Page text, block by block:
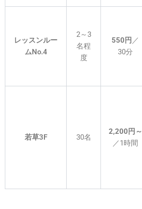
レッスンルー
ムNo.4
2～3
名程
度
550円 ／
30分
若草3F 30名
2,200円～
／1時間